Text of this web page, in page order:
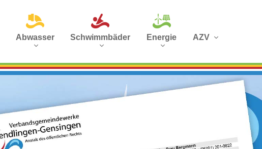
Abwasser Schwimmbäder Energie AZV